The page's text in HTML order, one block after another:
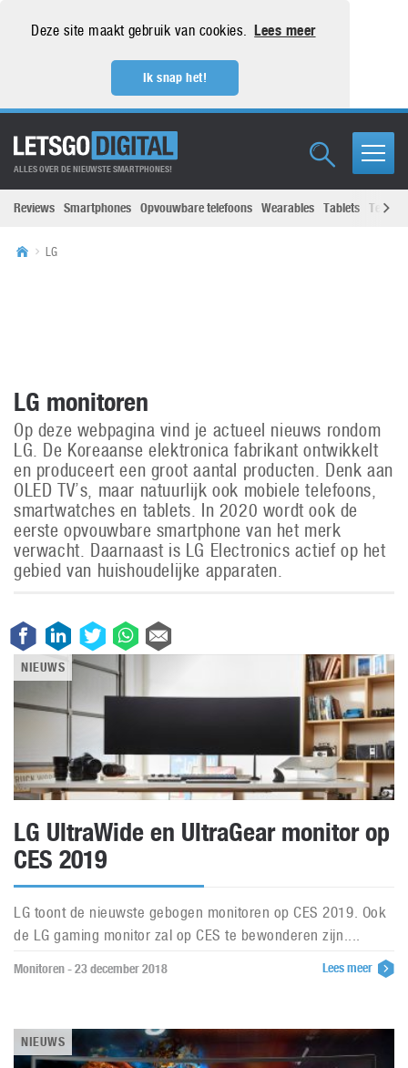
Deze site maakt gebruik van cookies. Lees meer
Ik snap het!
ALLES OVER DE NIEUWSTE SMARTPHONES!
Reviews Smartphones Opvouwbare telefoons Wearables Tablets
LG
LG monitoren
Op deze webpagina vind je actueel nieuws rondom
LG. De Koreaanse elektronica fabrikant ontwikkelt
en produceert een groot aantal producten. Denk aan
OLED TV’s, maar natuurlijk ook mobiele telefoons,
smartwatches en tablets. In 2020 wordt ook de
eerste opvouwbare smartphone van het merk
verwacht. Daarnaast is LG Electronics actief op het
gebied van huishoudelijke apparaten.
NIEUWS
LG UltraWide en UltraGear monitor op
CES 2019
LG toont de nieuwste gebogen monitoren op CES 2019. Ook
de LG gaming monitor zal op CES te bewonderen zijn....
Monitoren - 23 december 2018 Lees meer
NIEUWS